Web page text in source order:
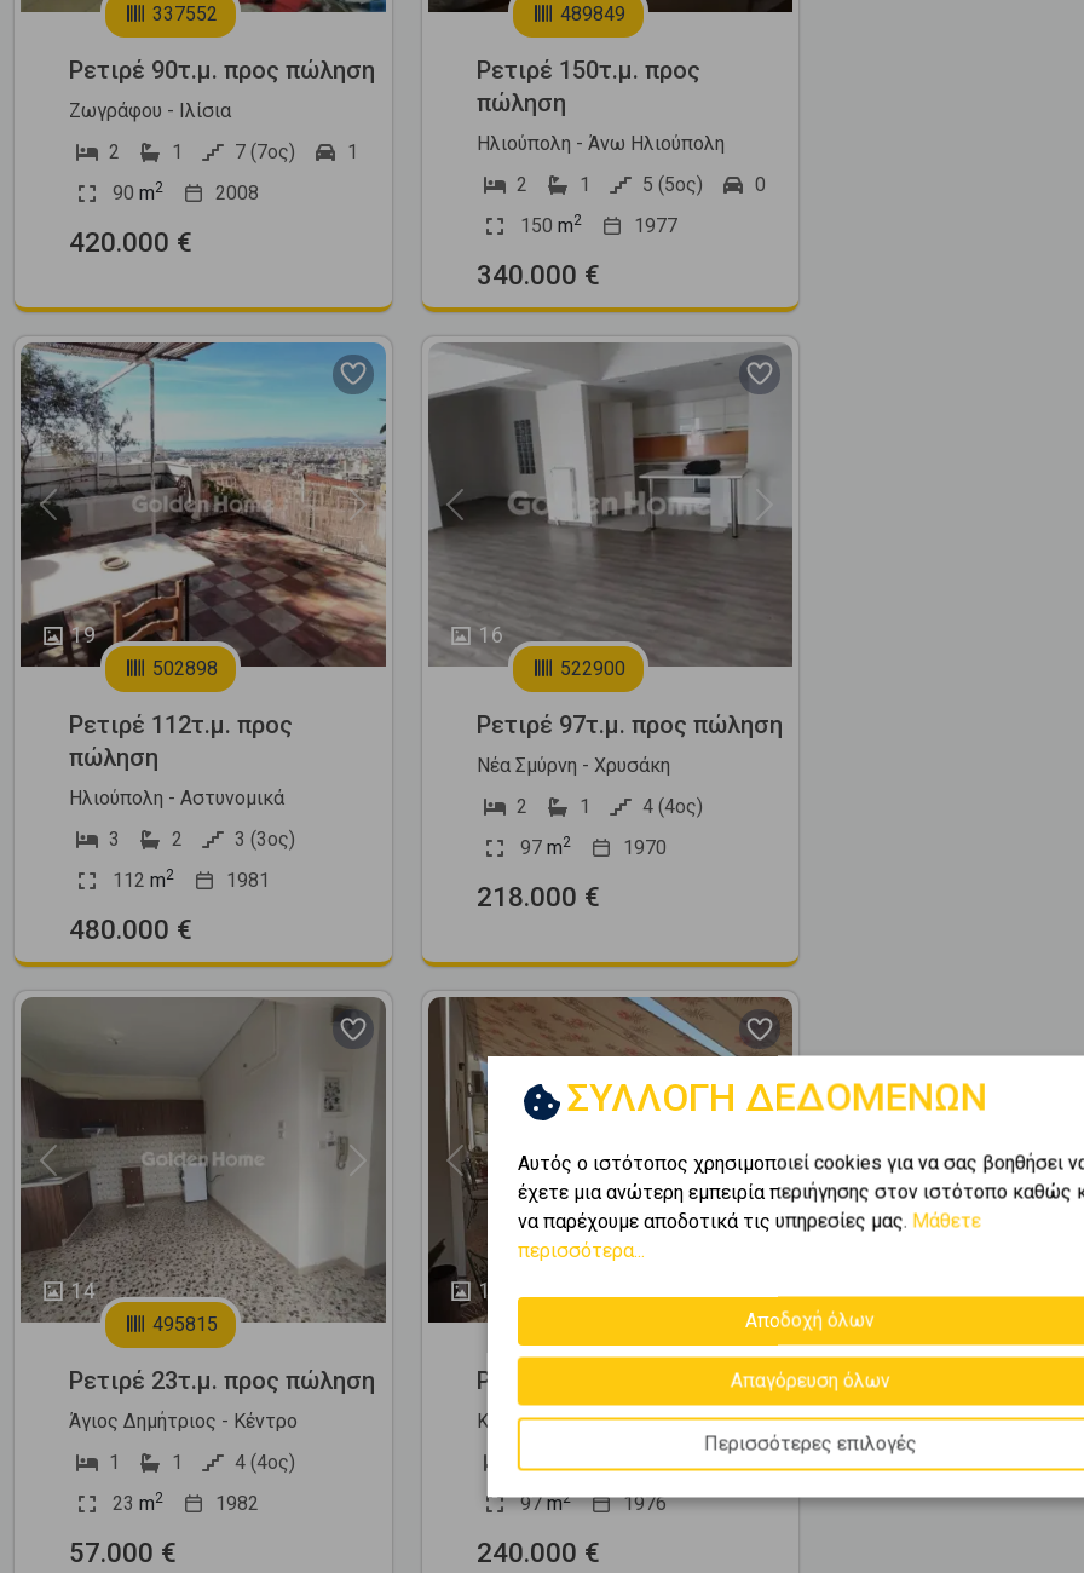
337552
Ρετιρέ 90τ.μ. προς πώληση
Ζωγράφου - Ιλίσια
2
1 7 (7ος)
1
90 m2 2008
420.000 €
489849
Ρετιρέ 150τ.μ. προς
πώληση
Ηλιούπολη - Άνω Ηλιούπολη
2
1 5 (5ος)
0
150 m2 1977
340.000 €
19
Previous Next
502898
Ρετιρέ 112τ.μ. προς
πώληση
Ηλιούπολη - Αστυνομικά
3
2
3 (3ος)
112 m2 1981
480.000 €
16
Previous Next
522900
Ρετιρέ 97τ.μ. προς πώληση
Νέα Σμύρνη - Χρυσάκη
2
1
4 (4ος)
97m2 1970
218.000 €
14
Previous Next
495815
Ρετιρέ 23τ.μ. προς πώληση
Άγιος Δημήτριος - Κέντρο
1
1
4 (4ος)
23 m2 1982
57.000 €
12
Previous Next
Ρετιρέ 97τ.μ. προς πώληση
Καλλιθέα - Αγία Ελεούσα
2
1
5 (5ος)
97m2 1976
240.000 €
ΣΥΛΛΟΓΗ ΔΕΔΟΜΕΝΩΝ
Αυτός ο ιστότοπος χρησιμοποιεί cookies για να σας βοηθήσει
έχετε μια ανώτερη εμπειρία περιήγησης στον ιστότοπο καθώς
να παρέχουμε αποδοτικά τις υπηρεσίες μας. Μάθετε
περισσότερα...
Αποδοχή όλων
Απαγόρευση όλων
Περισσότερες επιλογές